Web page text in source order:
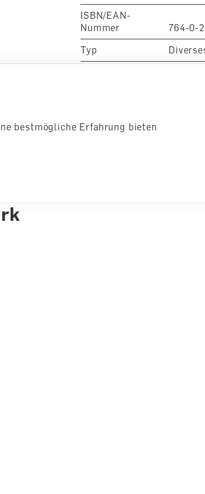
ISBN/EAN-
Nummer
764-0-
Typ
Weitere
bestmögliche Erfahrung bieten